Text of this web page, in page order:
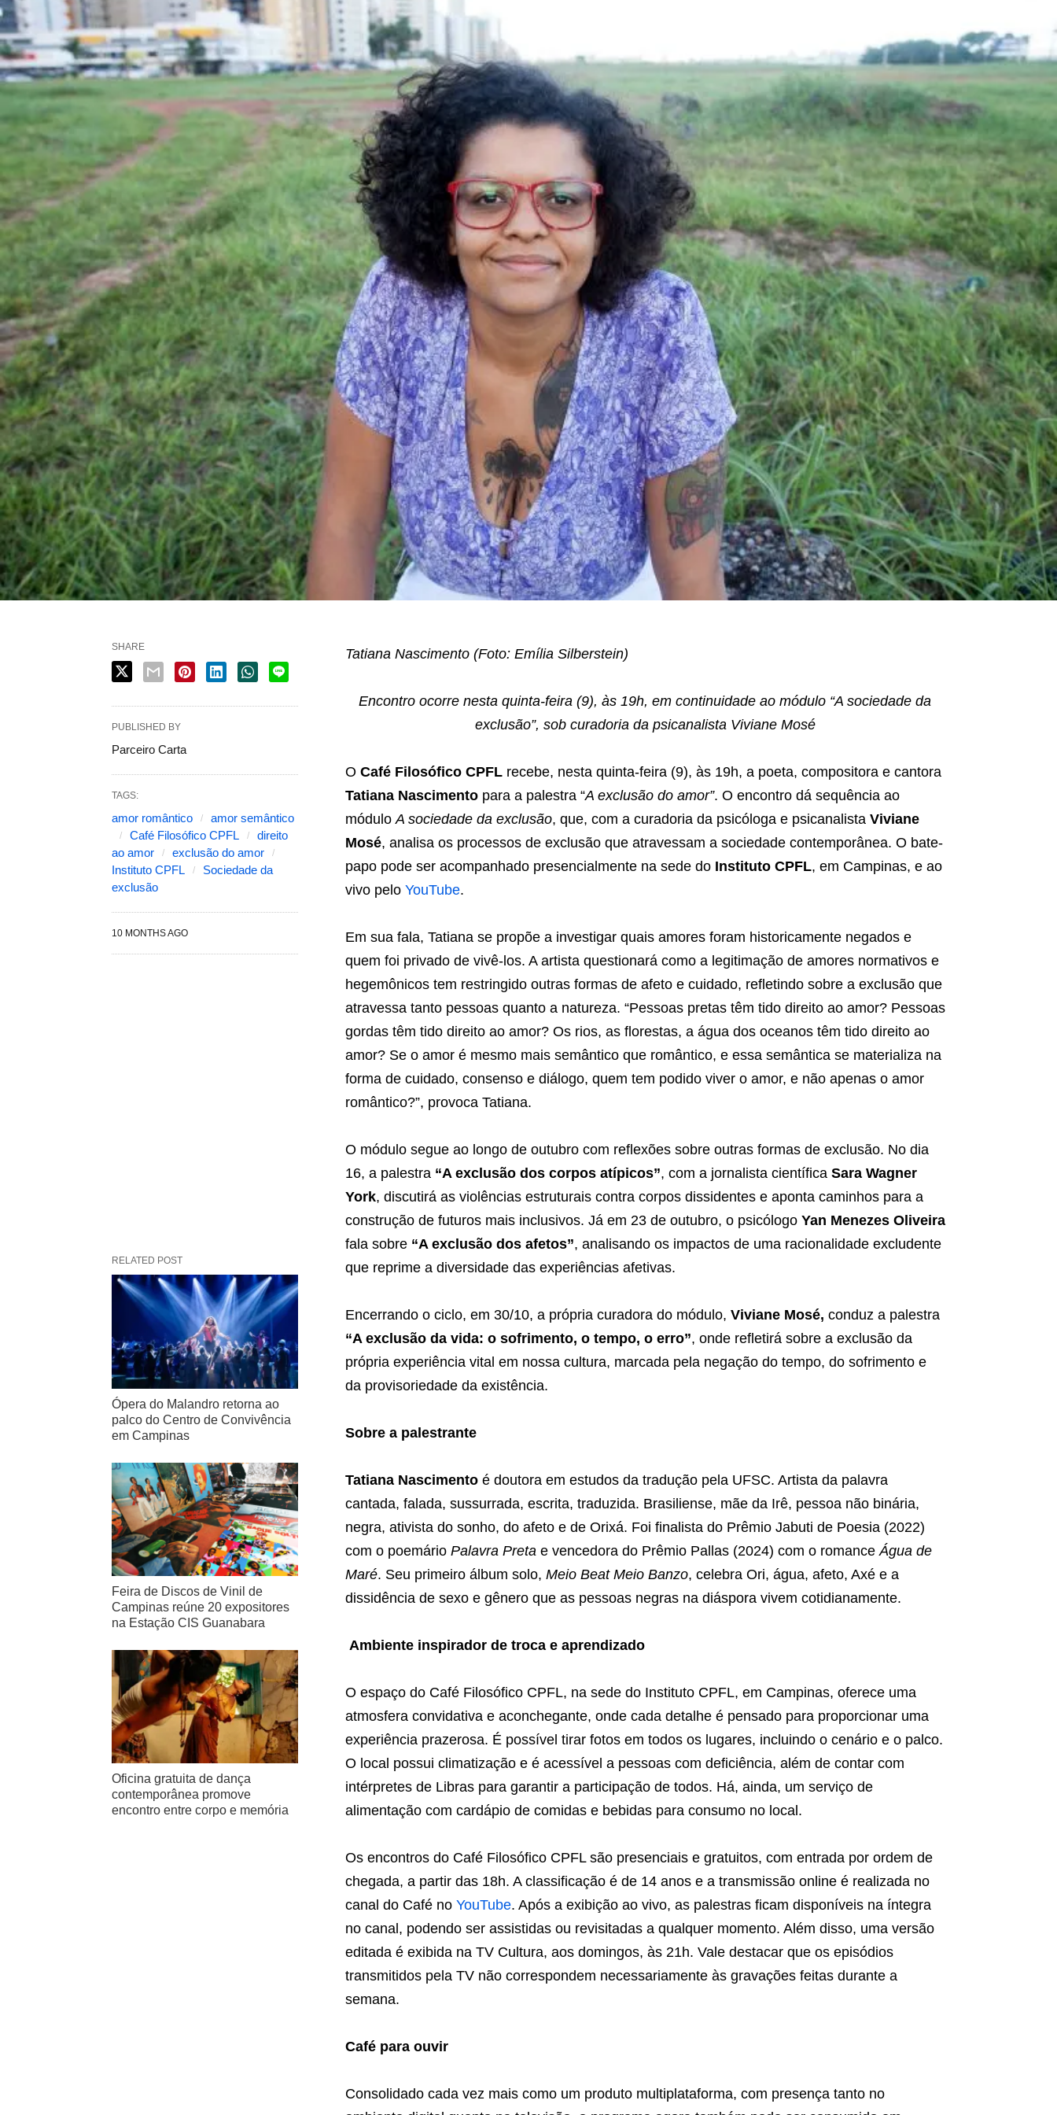
Tatiana Nascimento (Foto: Emília Silberstein)
Encontro ocorre nesta quinta-feira (9), às 19h, em continuidade ao módulo “A sociedade da
exclusão”, sob curadoria da psicanalista Viviane Mosé
O Café Filosófico CPFLrecebe, nesta quinta-feira (9), às 19h, a poeta, compositora e cantora
Tatiana Nascimentopara a palestra “A exclusão do amor”. O encontro dá sequência ao
móduloA sociedade da exclusão, que, com a curadoria da psicóloga e psicanalista Viviane
Mosé, analisa os processos de exclusão que atravessam a sociedade contemporânea. O bate-
papo pode ser acompanhado presencialmente na sede do Instituto CPFL, em Campinas, e ao
vivo pelo YouTube.
Em sua fala, Tatiana se propõe a investigar quais amores foram historicamente negados e
quem foi privado de vivê-los. A artista questionará como a legitimação de amores normativos e
hegemônicos tem restringido outras formas de afeto e cuidado, refletindo sobre a exclusão que
atravessa tanto pessoas quanto a natureza. “Pessoas pretas têm tido direito ao amor? Pessoas
gordas têm tido direito ao amor? Os rios, as florestas, a água dos oceanos têm tido direito ao
amor? Se o amor é mesmo mais semântico que romântico, e essa semântica se materializa na
forma de cuidado, consenso e diálogo, quem tem podido viver o amor, e não apenas o amor
romântico?”, provoca Tatiana.
O módulo segue ao longo de outubro com reflexões sobre outras formas de exclusão. No dia
16, a palestra “A exclusão dos corpos atípicos”, com a jornalista científica Sara Wagner
York, discutirá as violências estruturais contra corpos dissidentes e aponta caminhos para a
construção de futuros mais inclusivos. Já em 23 de outubro, o psicólogo Yan Menezes Oliveira
fala sobre “A exclusão dos afetos”, analisando os impactos de uma racionalidade excludente
que reprime a diversidade das experiências afetivas.
Encerrando o ciclo, em 30/10, a própria curadora do módulo, Viviane Mosé, conduz a palestra
“A exclusão da vida: o sofrimento, o tempo, o erro”, onde refletirá sobre a exclusão da
própria experiência vital em nossa cultura, marcada pela negação do tempo, do sofrimento e
da provisoriedade da existência.
Sobre a palestrante
Tatiana Nascimentoé doutora em estudos da tradução pela UFSC. Artista da palavra
cantada, falada, sussurrada, escrita, traduzida. Brasiliense, mãe da Irê, pessoa não binária,
negra, ativista do sonho, do afeto e de Orixá. Foi finalista do Prêmio Jabuti de Poesia (2022)
com o poemário Palavra Pretae vencedora do Prêmio Pallas (2024) com o romanceÁgua de
Maré. Seu primeiro álbum solo, Meio Beat Meio Banzo, celebra Ori, água, afeto, Axé e a
dissidência de sexo e gênero que as pessoas negras na diáspora vivem cotidianamente.
Ambiente inspirador de troca e aprendizado
O espaço do Café Filosófico CPFL, na sede do Instituto CPFL, em Campinas, oferece uma
atmosfera convidativa e aconchegante, onde cada detalhe é pensado para proporcionar uma
experiência prazerosa. É possível tirar fotos em todos os lugares, incluindo o cenário e o palco.
O local possui climatização e é acessível a pessoas com deficiência, além de contar com
intérpretes de Libras para garantir a participação de todos. Há, ainda, um serviço de
alimentação com cardápio de comidas e bebidas para consumo no local.
Os encontros do Café Filosófico CPFL são presenciais e gratuitos, com entrada por ordem de
chegada, a partir das 18h. A classificação é de 14 anos e a transmissão online é realizada no
canal do Café no YouTube. Após a exibição ao vivo, as palestras ficam disponíveis na íntegra
no canal, podendo ser assistidas ou revisitadas a qualquer momento. Além disso, uma versão
editada é exibida na TV Cultura, aos domingos, às 21h. Vale destacar que os episódios
transmitidos pela TV não correspondem necessariamente às gravações feitas durante a
semana.
Café para ouvir
Consolidado cada vez mais como um produto multiplataforma, com presença tanto no
SHARE
PUBLISHED BY
Parceiro Carta
TAGS:
amor romântico
amor semântico
Café Filosófico CPFL
direito
ao amor
exclusão do amor
Instituto CPFL
Sociedade da
exclusão
10 MONTHS AGO
RELATED POST
Ópera do Malandro retorna ao
palco do Centro de Convivência
em Campinas
Feira de Discos de Vinil de
Campinas reúne 20 expositores
na Estação CIS Guanabara
Oficina gratuita de dança
contemporânea promove
encontro entre corpo e memória